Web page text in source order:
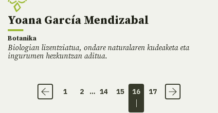
Yoana García Mendizabal
Botanika
Biologian lizentziatua, ondare naturalaren kudeaketa eta
ingurumen hezkuntzan aditua.
1 2 ... 14 15 16 17